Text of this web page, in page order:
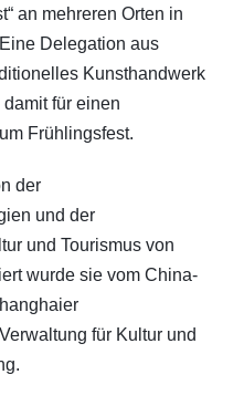
an mehreren Orten in
Delegation aus
Kunsthandwerk
für einen
Frühlingsfest.
der
und der
und Tourismus von
wurde sie vom China-
für Kultur und